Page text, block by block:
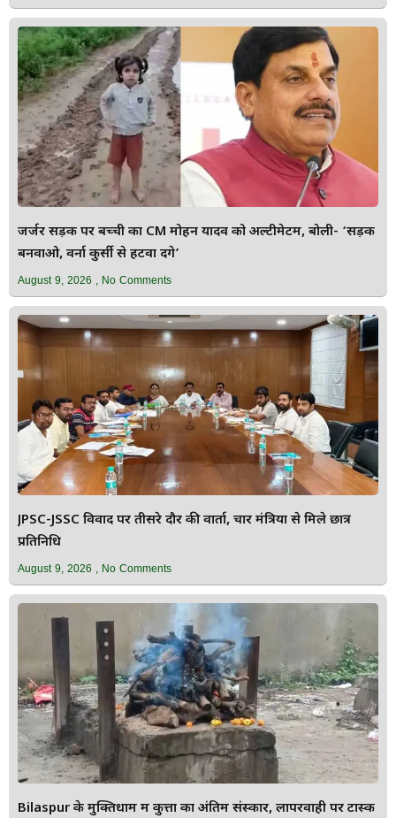
जर्जर सड़क पर बच्ची का CM मोहन यादव को अल्टीमेटम, बोली- ‘सड़क
बनवाओ, वर्ना कुर्सी से हटवा देंगे’
August 9, 2026 No Comments
JPSC-JSSC विवाद पर तीसरे दौर की वार्ता, चार मंत्रियों से मिले छात्र
प्रतिनिधि
August 9, 2026 No Comments
Bilaspur के मुक्तिधाम में कुत्तों का अंतिम संस्कार, लापरवाही पर टास्क